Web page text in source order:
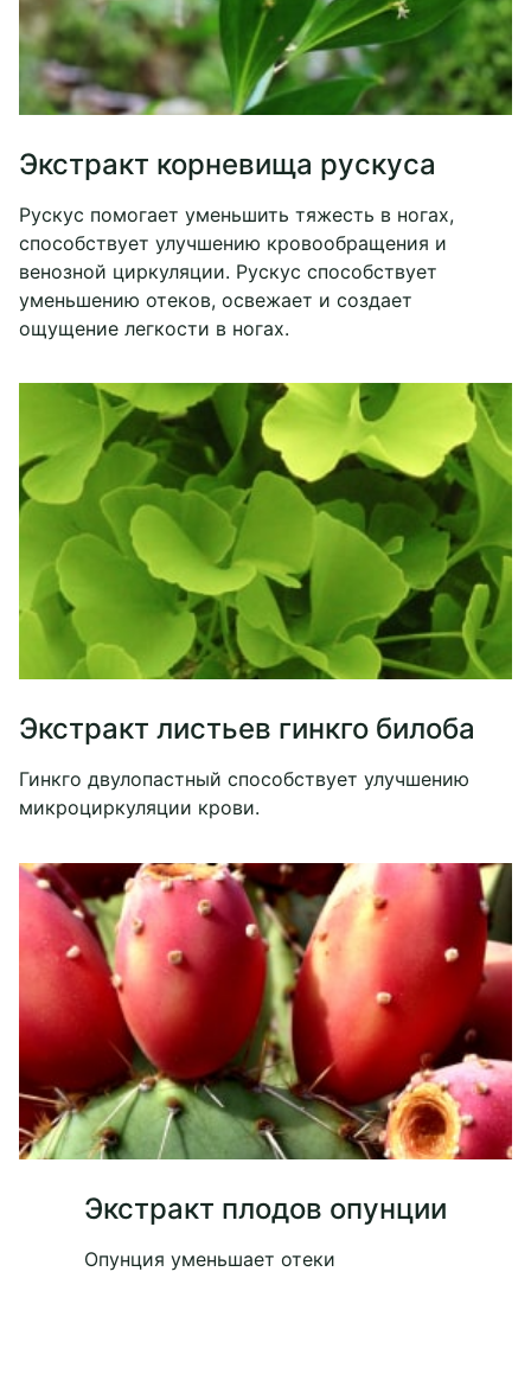
Экстракт корневища рускуса
Рускус помогает уменьшить тяжесть в ногах,
способствует улучшению кровообращения и
венозной циркуляции. Рускус способствует
уменьшению отеков, освежает и создает
ощущение легкости в ногах.
Экстракт листьев гинкго билоба
Гинкго двулопастный способствует улучшению
микроциркуляции крови.
Экстракт плодов опунции
Опунция уменьшает отеки